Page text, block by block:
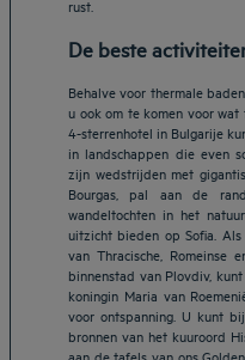
rust.
De beste
Behalve voor thermale
u ook om te komen voor
4-sterrenhotel in Bulgarije
in landschappen die even
zijn wedstrijden met
Bourgas, pal aan de
wandeltochten in het
uitzicht bieden op Sofia.
van Thracische, Romeinse
binnenstad van Plovdiv,
koningin Maria van
voor ontspanning. U kunt
bronnen van het kuuroord
aan de tafels van ons
Hotels in Breda
Hotels in Helmond